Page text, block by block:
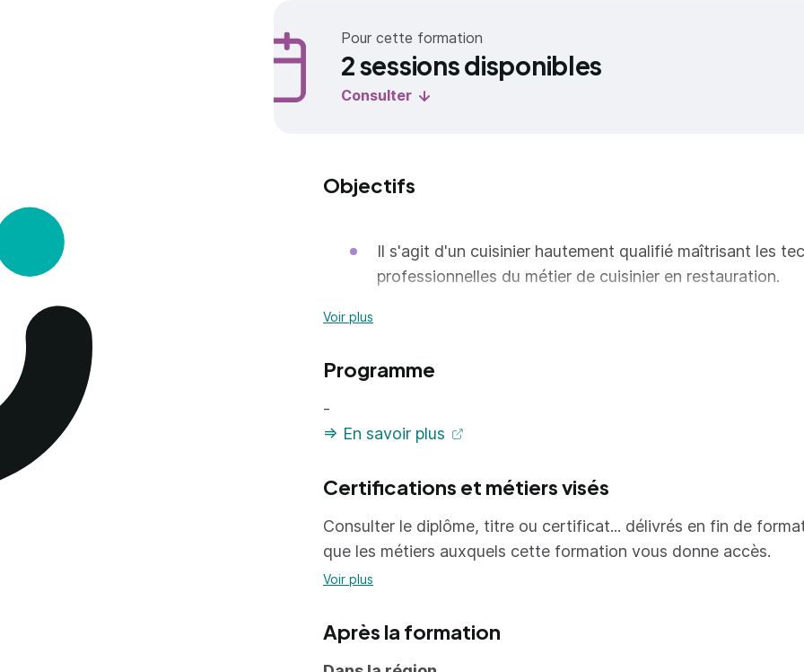
Pour cette formation
2 sessions disponibles
Consulter
Objectifs
Il s'agit d'un cuisinier hautement qualifié maîtrisant les
professionnelles du métier de cuisinier en restauration.
concevoir des prestations
Préparation et productions de cuisine
Voir plus
Programme
-
=> En savoir plus
Certifications et métiers visés
Consulter le diplôme, titre ou certificat... délivrés en fin de
que les métiers auxquels cette formation vous donne accès.
Voir plus
Après la formation